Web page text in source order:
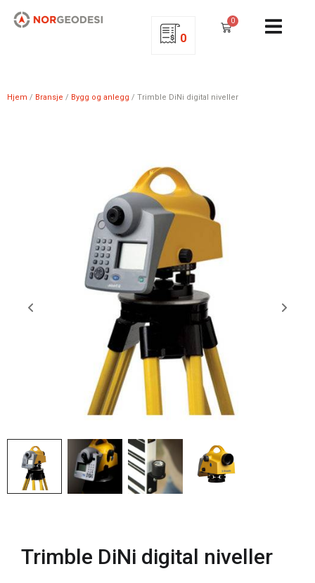
0
0
Hjem / Bransje / Bygg og anlegg / Trimble DiNi digital niveller
Trimble DiNi digital niveller